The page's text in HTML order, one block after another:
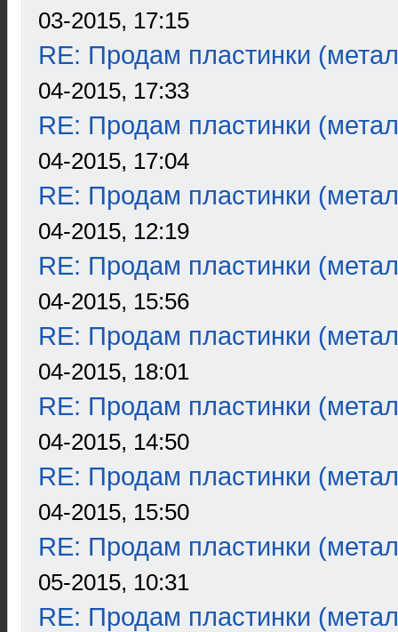
03-2015, 17:15
RE: Продам пластинки
04-2015, 17:33
RE: Продам пластинки
04-2015, 17:04
RE: Продам пластинки
04-2015, 12:19
RE: Продам пластинки
04-2015, 15:56
RE: Продам пластинки
04-2015, 18:01
RE: Продам пластинки
04-2015, 14:50
RE: Продам пластинки
04-2015, 15:50
RE: Продам пластинки
05-2015, 10:31
RE: Продам пластинки